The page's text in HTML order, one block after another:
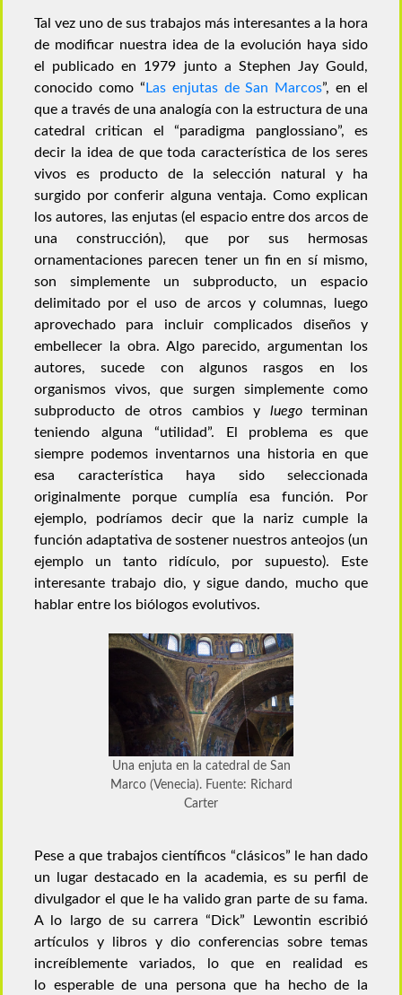
Tal vez uno de sus trabajos más interesantes a la hora
de modificar nuestra idea de la evolución haya sido
el publicado en 1979 junto a Stephen Jay Gould,
conocido como “ Las enjutas de San Marcos”, en el
que a través de una analogía con la estructura de una
catedral critican el “paradigma panglossiano”, es
decir la idea de que toda característica de los seres
vivos es producto de la selección natural y ha
surgido por conferir alguna ventaja. Como explican
los autores, las enjutas (el espacio entre dos arcos de
una construcción), que por sus hermosas
ornamentaciones parecen tener un fin en sí mismo,
son simplemente un subproducto, un espacio
delimitado por el uso de arcos y columnas, luego
aprovechado para incluir complicados diseños y
embellecer la obra. Algo parecido, argumentan los
autores, sucede con algunos rasgos en los
organismos vivos, que surgen simplemente como
subproducto de otros cambios y luegoterminan
teniendo alguna “utilidad”. El problema es que
siempre podemos inventarnos una historia en que
esa característica haya sido seleccionada
originalmente porque cumplía esa función. Por
ejemplo, podríamos decir que la nariz cumple la
función adaptativa de sostener nuestros anteojos (un
ejemplo un tanto ridículo, por supuesto). Este
interesante trabajo dio, y sigue dando, mucho que
hablar entre los biólogos evolutivos.
Una enjuta en la catedral de San
Marco (Venecia). Fuente: Richard
Carter
Pese a que trabajos científicos “clásicos” le han dado
un lugar destacado en la academia, es su perfil de
divulgador el que le ha valido gran parte de su fama.
A lo largo de su carrera “Dick” Lewontin escribió
artículos y libros y dio conferencias sobre temas
increíblemente variados, lo que en realidad es
lo esperable de una persona que ha hecho de la